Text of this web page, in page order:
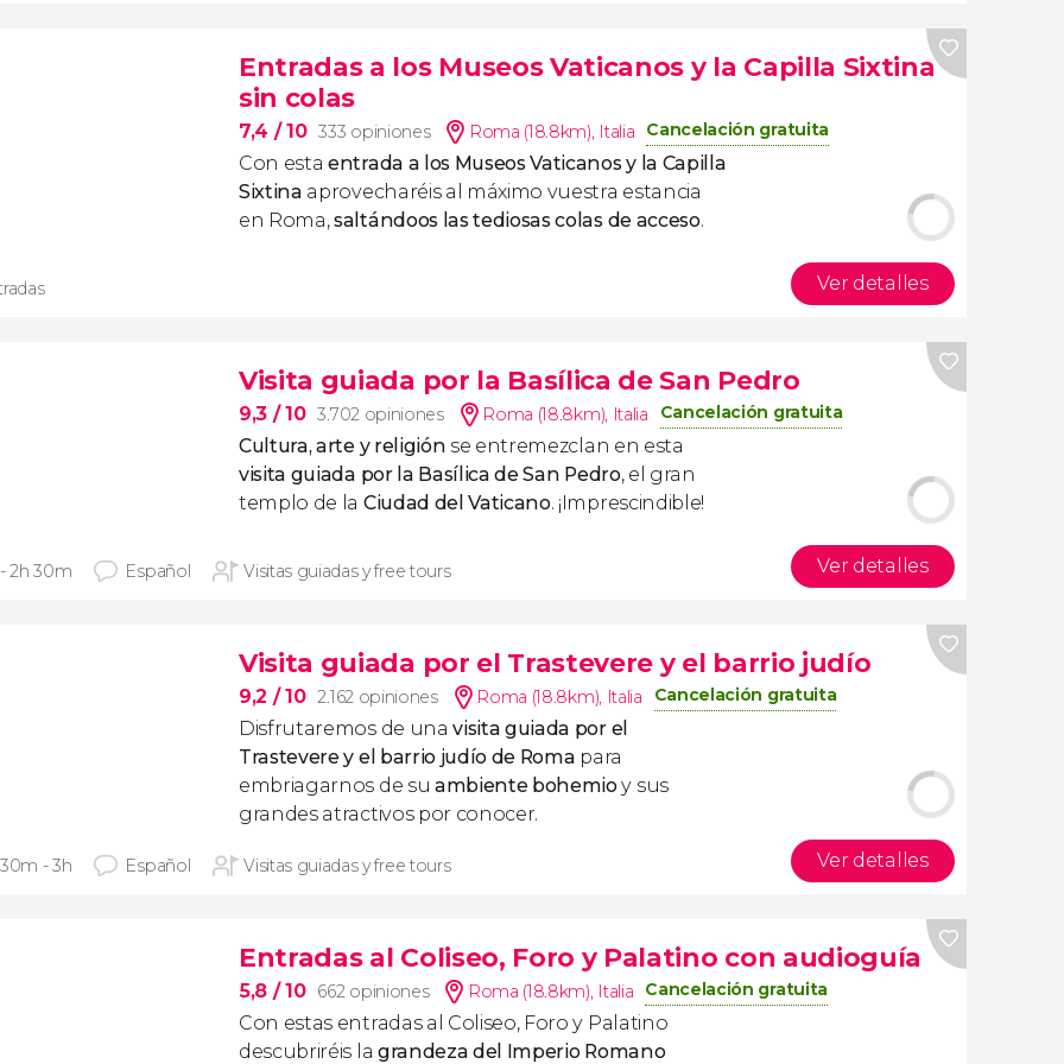
Entradas a los Museos Vaticanos y la Capilla Sixtina
sin colas
7,4 / 10 333 opiniones Roma (18.8km), Italia Cancelación gratuita
Con estaentrada a los Museos Vaticanos y la Capilla
Sixtina aprovecharéis al máximo vuestra estancia
en Roma,saltándoos las tediosas colas de acceso.
Ver detalles
Visita guiada por la Basílica de San Pedro
9,3 / 10 3.702 opiniones Roma (18.8km), Italia Cancelación gratuita
Cultura, arte y religión se entremezclan en esta
visita guiada por la Basílica de San Pedro, el gran
templo de la Ciudad del Vaticano. ¡Imprescindible!
2h 30m Español Visitas guiadas y free tours Ver detalles
Visita guiada por el Trastevere y el barrio judío
9,2 / 10 2.162 opiniones Roma (18.8km), Italia Cancelación gratuita
Disfrutaremos de unavisita guiada porel
Trastevere y el barrio judío de Roma para
embriagarnos de su ambiente bohemioy sus
grandes atractivos por conocer.
- 3h Español Visitas guiadas y free tours Ver detalles
Entradas al Coliseo, Foro y Palatino con audioguía
5,8 / 10 662 opiniones Roma (18.8km), Italia Cancelación gratuita
Con estas entradas al Coliseo, Foro y Palatino
descubriréis la grandeza del Imperio Romano